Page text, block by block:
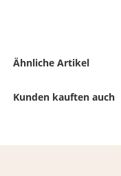
Ähnliche Artikel
Kunden kauften auch